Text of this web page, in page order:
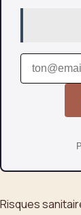
Risques